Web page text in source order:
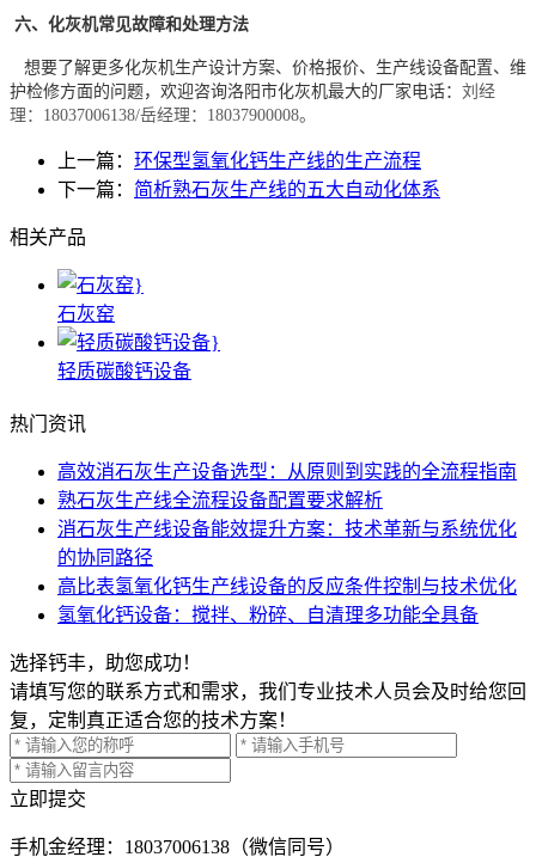
六、化灰机常见故障和处理方法
想要了解更多化灰机生产设计方案、价格报价、生产线设备配置、维
护检修方面的问题，欢迎咨询洛阳市化灰机最大的厂家电话： 刘经
理：18037006138/岳经理：18037900008。
上一篇： 环保型氢氧化钙生产线的生产流程
下一篇： 简析熟石灰生产线的五大自动化体系
相关产品
石灰窑
轻质碳酸钙设备
热门资讯
高效消石灰生产设备选型：从原则到实践的全流程指南
熟石灰生产线全流程设备配置要求解析
消石灰生产线设备能效提升方案：技术革新与系统优化
的协同路径
高比表氢氧化钙生产线设备的反应条件控制与技术优化
氢氧化钙设备：搅拌、粉碎、自清理多功能全具备
选择钙丰，助您成功！
请填写您的联系方式和需求，我们专业技术人员会及时给您回
复，定制真正适合您的技术方案！
立即提交
手机金经理：18037006138（微信同号）